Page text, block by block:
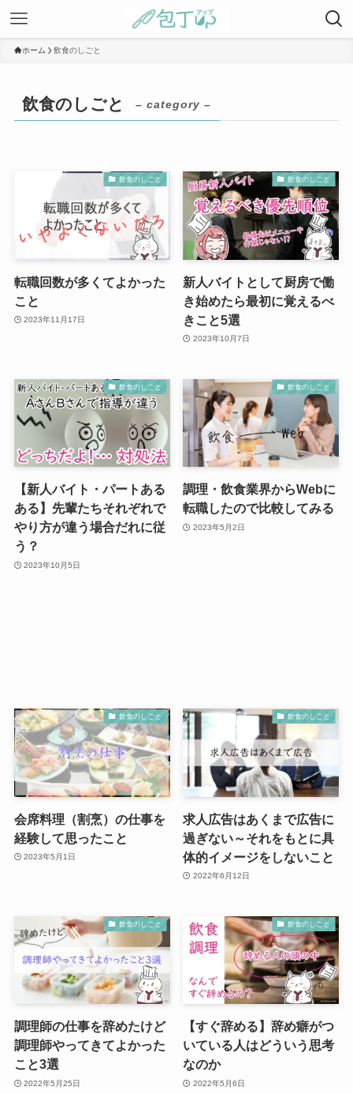
ホーム 飲食のしごと
飲食のしごと – category –
飲食のしごと
転職回数が多くてよかった
こと
2023年11月17日
飲食のしごと
新人バイトとして厨房で働
き始めたら最初に覚えるべ
きこと5選
2023年10月7日
飲食のしごと
【新人バイト・パートある
ある】先輩たちそれぞれで
やり方が違う場合だれに従
う？
2023年10月5日
飲食のしごと
調理・飲食業界からWebに
転職したので比較してみる
2023年5月2日
飲食のしごと
会席料理（割烹）の仕事を
経験して思ったこと
2023年5月1日
飲食のしごと
求人広告はあくまで広告に
過ぎない～それをもとに具
体的イメージをしないこと
2022年6月12日
飲食のしごと
調理師の仕事を辞めたけど
調理師やってきてよかった
こと3選
2022年5月25日
飲食のしごと
【すぐ辞める】辞め癖がつ
いている人はどういう思考
なのか
2022年5月6日